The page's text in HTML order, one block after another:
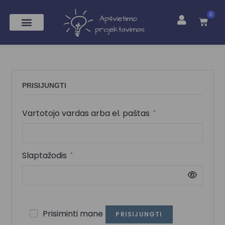
0
PRISIJUNGTI
Vartotojo vardas arba el. paštas *
Slaptažodis *
Prisiminti mane PRISIJUNGTI